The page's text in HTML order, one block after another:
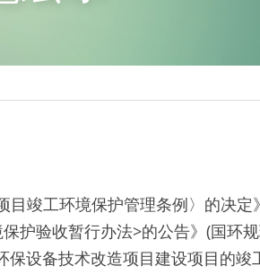
目竣工环境保护管理条例〉的决
保护验收暂行办法>的公告》(国环
保设备技术改造项目建设项目的